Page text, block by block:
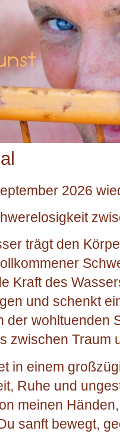
2026
trägt den
Kraft des
und schenkt
der wohltuenden
zwischen Traum
in einem
Ruhe und
meinen
sanft bewegt,